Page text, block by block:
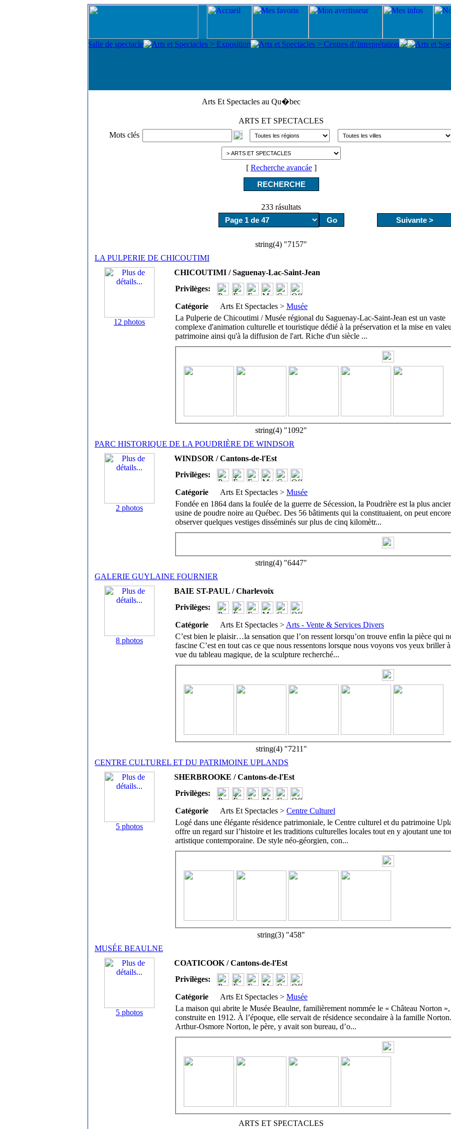
Arts Et Spectacles au Qu�bec
ARTS ET SPECTACLES
Mots clés
[ Recherche avancáe]
233 rásultats
string(4) "7157"
LA PULPERIE DE CHICOUTIMI
12 photos
CHICOUTIMI / Saguenay-Lac-Saint-Jean
Privilèges:
Catégorie Arts Et Spectacles > Musée
La Pulperie de Chicoutimi / Musée régional du Saguenay-Lac-Saint-Jean est un vaste
complexe d'animation culturelle et touristique dédié à la préservation et la mise en
patrimoine ainsi qu'à la diffusion de l'art. Riche d'un siècle ...
string(4) "1092"
PARC HISTORIQUE DE LA POUDRIÈRE DE WINDSOR
2 photos
WINDSOR / Cantons-de-l'Est
Privilèges:
Catégorie Arts Et Spectacles > Musée
Fondée en 1864 dans la foulée de la guerre de Sécession, la Poudrière est la plus
usine de poudre noire au Québec. Des 56 bâtiments qui la constituaient, on peut encore
observer quelques vestiges disséminés sur plus de cinq kilomètr...
string(4) "6447"
GALERIE GUYLAINE FOURNIER
8 photos
BAIE ST-PAUL / Charlevoix
Privilèges:
Catégorie Arts Et Spectacles > Arts - Vente & Services Divers
C’est bien le plaisir…la sensation que l’on ressent lorsqu’on trouve enfin la pièce qui
fascine C’est en tout cas ce que nous ressentons lorsque nous voyons vos yeux briller
vue du tableau magique, de la sculpture recherché...
string(4) "7211"
CENTRE CULTUREL ET DU PATRIMOINE UPLANDS
5 photos
SHERBROOKE / Cantons-de-l'Est
Privilèges:
Catégorie Arts Et Spectacles > Centre Culturel
Logé dans une élégante résidence patrimoniale, le Centre culturel et du patrimoine
offre un regard sur l’histoire et les traditions culturelles locales tout en y ajoutant une
artistique contemporaine. De style néo-géorgien, con...
string(3) "458"
MUSÉE BEAULNE
5 photos
COATICOOK / Cantons-de-l'Est
Privilèges:
Catégorie Arts Et Spectacles > Musée
La maison qui abrite le Musée Beaulne, familièrement nommée le « Château Norton »,
construite en 1912. À l’époque, elle servait de résidence secondaire à la famille Norton.
Arthur-Osmore Norton, le père, y avait son bureau, d’o...
ARTS ET SPECTACLES